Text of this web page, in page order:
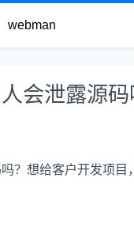
webman
会泄露源码
？想给客户开发项目